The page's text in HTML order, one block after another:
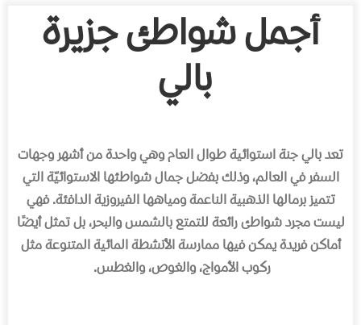
أجمل شواطئ جزيرة
بالي
تعد بالي جنة استوائية طوال العام وهي واحدة من أشهر وجهات
السفر في العالم، وذلك بفضل جمال شواطئها الاستوائيّة التي
تتميز برمالها الذهبية الناعمة ومياهها الفيروزية الدافئة. فهي
ليست مجرد شواطئ رائعة للتمتع بالشمس والبحر، بل تمثل أيضًا
أماكن فريدة يمكن فيها ممارسة الأنشطة المائية المتنوعة مثل
ركوب الأمواج، والغوص، والغطس.